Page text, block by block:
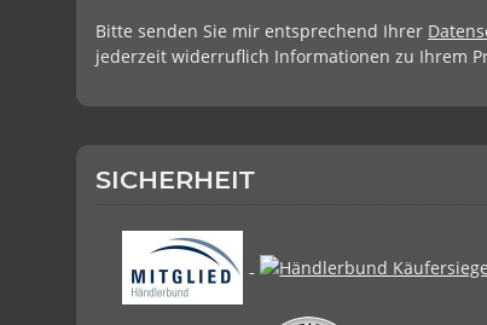
Bitte senden Sie mir entsprechend Ihrer
jederzeit widerruflich Informationen zu Ihrem
SICHERHEIT